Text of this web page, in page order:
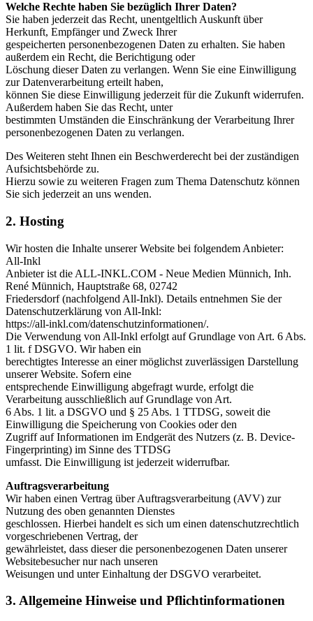
Welche Rechte haben Sie bezüglich Ihrer Daten?
Sie haben jederzeit das Recht, unentgeltlich Auskunft über
Herkunft, Empfänger und Zweck Ihrer
gespeicherten personenbezogenen Daten zu erhalten. Sie haben
außerdem ein Recht, die Berichtigung oder
Löschung dieser Daten zu verlangen. Wenn Sie eine Einwilligung
zur Datenverarbeitung erteilt haben,
können Sie diese Einwilligung jederzeit für die Zukunft widerrufen.
Außerdem haben Sie das Recht, unter
bestimmten Umständen die Einschränkung der Verarbeitung Ihrer
personenbezogenen Daten zu verlangen.
Des Weiteren steht Ihnen ein Beschwerderecht bei der zuständigen
Aufsichtsbehörde zu.
Hierzu sowie zu weiteren Fragen zum Thema Datenschutz können
Sie sich jederzeit an uns wenden.
2. Hosting
Wir hosten die Inhalte unserer Website bei folgendem Anbieter:
All-Inkl
Anbieter ist die ALL-INKL.COM - Neue Medien Münnich, Inh.
René Münnich, Hauptstraße 68, 02742
Friedersdorf (nachfolgend All-Inkl). Details entnehmen Sie der
Datenschutzerklärung von All-Inkl:
https://all-inkl.com/datenschutzinformationen/.
Die Verwendung von All-Inkl erfolgt auf Grundlage von Art. 6 Abs.
1 lit. f DSGVO. Wir haben ein
berechtigtes Interesse an einer möglichst zuverlässigen Darstellung
unserer Website. Sofern eine
entsprechende Einwilligung abgefragt wurde, erfolgt die
Verarbeitung ausschließlich auf Grundlage von Art.
6 Abs. 1 lit. a DSGVO und § 25 Abs. 1 TTDSG, soweit die
Einwilligung die Speicherung von Cookies oder den
Zugriff auf Informationen im Endgerät des Nutzers (z. B. Device-
Fingerprinting) im Sinne des TTDSG
umfasst. Die Einwilligung ist jederzeit widerrufbar.
Auftragsverarbeitung
Wir haben einen Vertrag über Auftragsverarbeitung (AVV) zur
Nutzung des oben genannten Dienstes
geschlossen. Hierbei handelt es sich um einen datenschutzrechtlich
vorgeschriebenen Vertrag, der
gewährleistet, dass dieser die personenbezogenen Daten unserer
Websitebesucher nur nach unseren
Weisungen und unter Einhaltung der DSGVO verarbeitet.
3. Allgemeine Hinweise und Pflichtinformationen